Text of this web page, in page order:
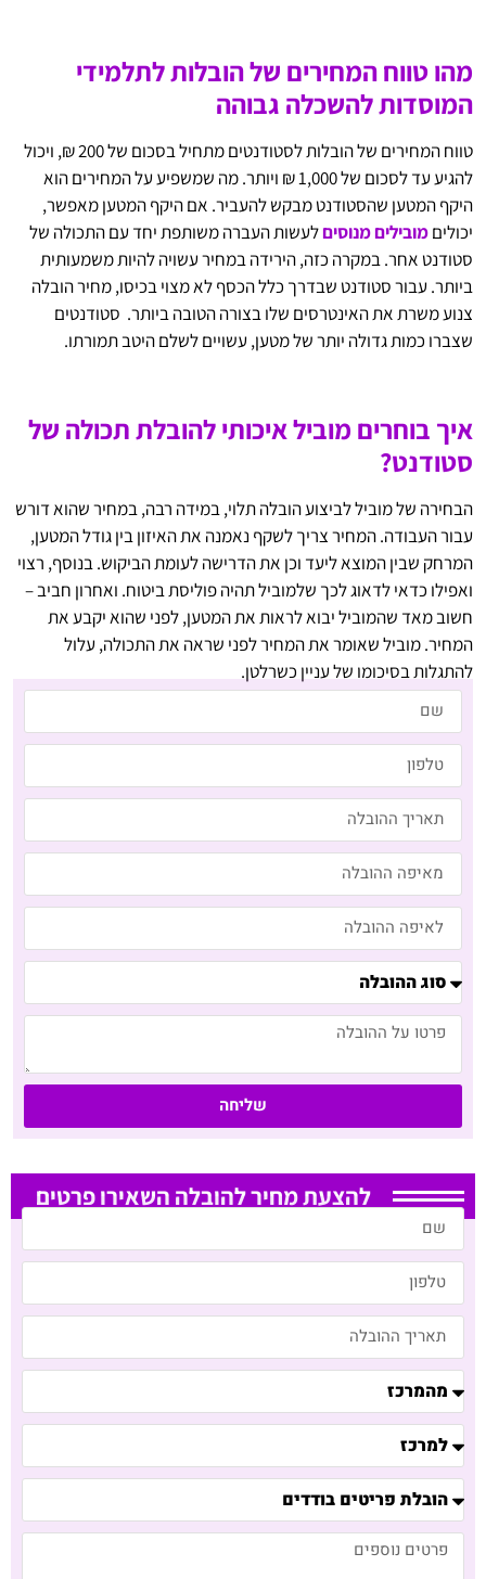
מהו טווח המחירים של הובלות לתלמידי
המוסדות להשכלה גבוהה
טווח המחירים של הובלות לסטודנטים מתחיל בסכום של 200 ₪, ויכול
להגיע עד לסכום של 1,000 ₪ ויותר. מה שמשפיע על המחירים הוא
היקף המטען שהסטודנט מבקש להעביר. אם היקף המטען מאפשר,
יכוליםמובילים מנוסיםלעשות העברה משותפת יחד עם התכולה של
סטודנט אחר. במקרה כזה, הירידה במחיר עשויה להיות משמעותית
ביותר. עבור סטודנט שבדרך כלל הכסף לא מצוי בכיסו, מחיר הובלה
צנוע משרת את האינטרסים שלו בצורה הטובה ביותר. סטודנטים
שצברו כמות גדולה יותר של מטען, עשויים לשלם היטב תמורתו.
איך בוחרים מוביל איכותי להובלת תכולה של
סטודנט?
הבחירה של מוביל לביצוע הובלה תלוי, במידה רבה, במחיר שהוא דורש
עבור העבודה. המחיר צריך לשקף נאמנה את האיזון בין גודל המטען,
המרחק שבין המוצא ליעד וכן את הדרישה לעומת הביקוש. בנוסף, רצוי
ואפילו כדאי לדאוג לכך שלמוביל תהיה פוליסת ביטוח. ואחרון חביב –
חשוב מאד שהמוביל יבוא לראות את המטען, לפני שהוא יקבע את
המחיר. מוביל שאומר את המחיר לפני שראה את התכולה, עלול
להתגלות בסיכומו של עניין כשרלטן.
שליחה
להצעת מחיר להובלה השאירו פרטים